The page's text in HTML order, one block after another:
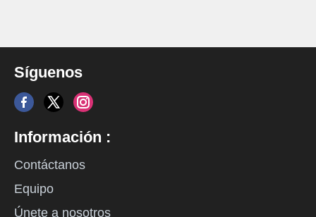
Síguenos
Información :
Contáctanos
Equipo
Únete a nosotros